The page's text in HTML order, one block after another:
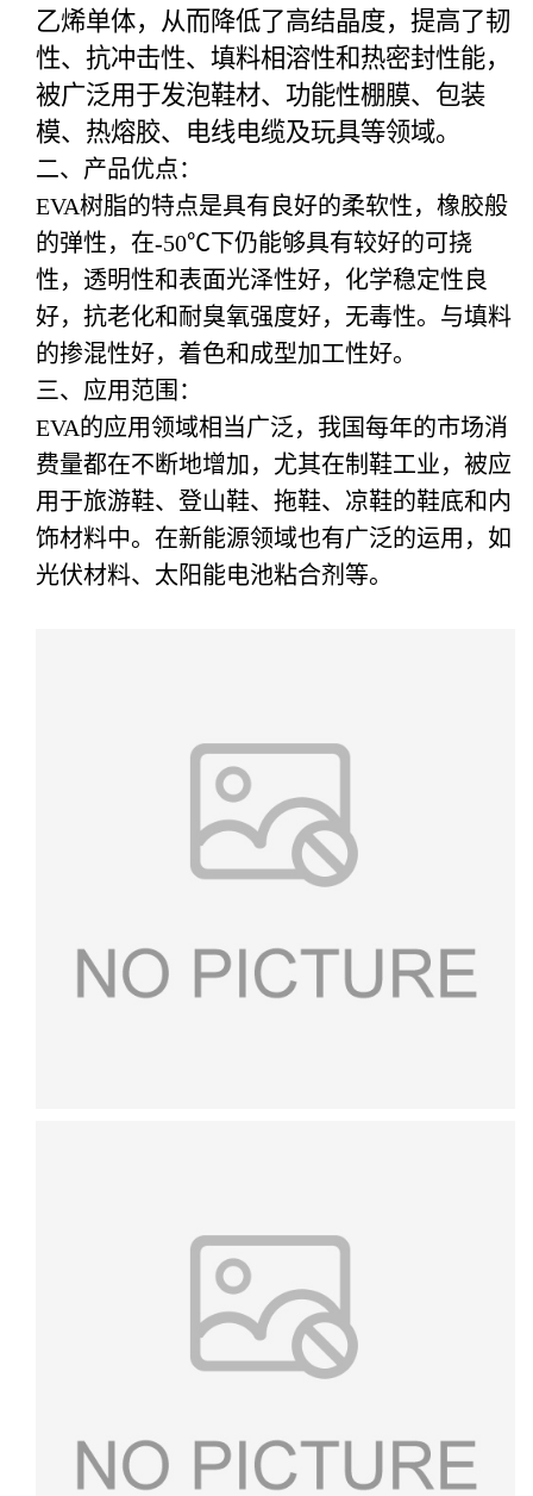
乙烯单体，从而降低了高结晶度，提高了韧
性、抗冲击性、填料相溶性和热密封性能，
被广泛用于发泡鞋材、功能性棚膜、包装
模、热熔胶、电线电缆及玩具等领域。
二、产品优点：
EVA树脂的特点是具有良好的柔软性，橡胶般
的弹性，在-50℃下仍能够具有较好的可挠
性，透明性和表面光泽性好，化学稳定性良
好，抗老化和耐臭氧强度好，无毒性。与填料
的掺混性好，着色和成型加工性好。
三、应用范围：
EVA的应用领域相当广泛，我国每年的市场消
费量都在不断地增加，尤其在制鞋工业，被应
用于旅游鞋、登山鞋、拖鞋、凉鞋的鞋底和内
饰材料中。在新能源领域也有广泛的运用，如
光伏材料、太阳能电池粘合剂等。